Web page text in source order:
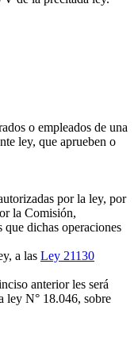
o empleados de una
ley, que aprueben o
por la ley, por
la Comisión,
que dichas operaciones
a las Ley 21130
anterior les será
ley N° 18.046, sobre